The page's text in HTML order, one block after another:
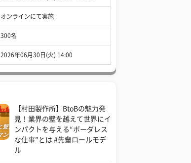
オンラインにて実施
300名
2026年06月30日(火) 14:00
【村田製作所】BtoBの魅力発
見！業界の壁を越えて世界にイ
ンパクトを与える“ボーダレス
な仕事”とは #先輩ロールモデ
ル